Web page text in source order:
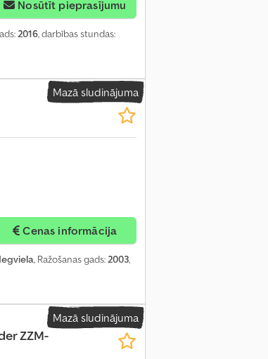
Nosūtīt pieprasījumu
2016, darbības stundas:
Mazā sludinājuma
Cenas informācija
, Ražošanas gads:2003,
Mazā sludinājuma
ZZM-